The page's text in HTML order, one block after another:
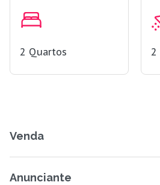
2 Quartos 2
Venda
Anunciante